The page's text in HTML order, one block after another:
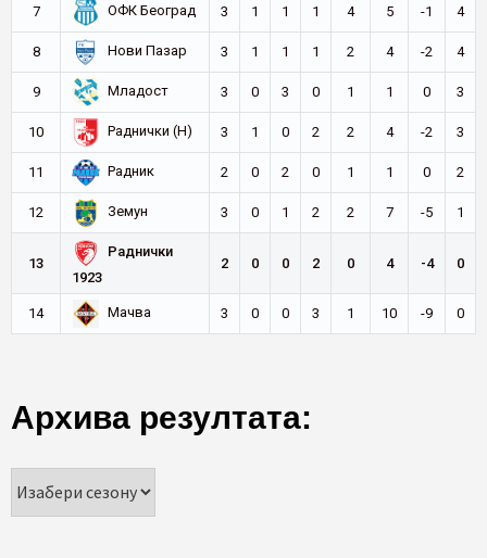
7 ОФК Београд 3 1 1 1 4 5 -1 4
8 Нови Пазар 3 1 1 1 2 4 -2 4
9 Младост 3 0 3 0 1 1 0 3
10 Раднички (Н) 3 1 0 2 2 4 -2 3
11 Радник 2 0 2 0 1 1 0 2
12 Земун 3 0 1 2 2 7 -5 1
13
Раднички
1923
2 0 0 2 0 4 -4 0
14 Мачва 3 0 0 3 1 10 -9 0
Архива резултата: